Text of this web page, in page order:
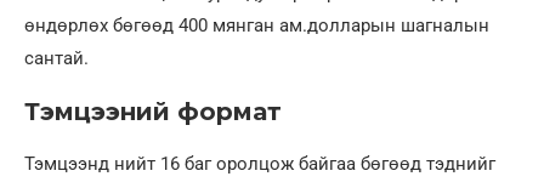
өндөрлөх бөгөөд 400 мянган ам.долларын шагналын
сантай.
Тэмцээний формат
Тэмцээнд нийт 16 баг оролцож байгаа бөгөөд тэднийг